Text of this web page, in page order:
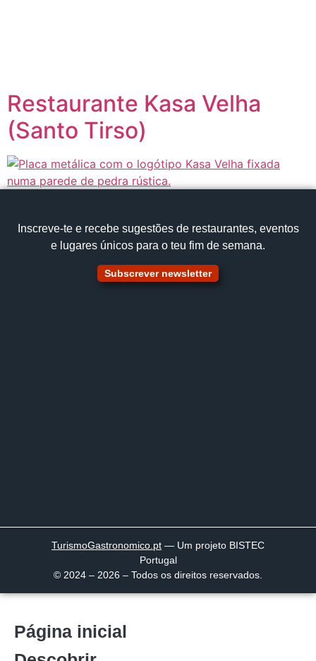
Restaurante Kasa Velha
(Santo Tirso)
Inscreve‑te e recebe sugestões de restaurantes, eventos
e lugares únicos para o teu fim de semana.
Subscrever newsletter
TurismoGastronomico .pt — Um projeto BISTEC
Portugal
© 2024 – 2026 – Todos os direitos reservados.
Página inicial